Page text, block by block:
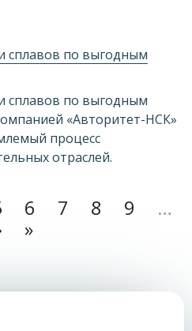
сплавов по выгодным
сплавов по выгодным
«Авторитет-НСК»
процесс
отраслей.
6 7 8 9
…
»